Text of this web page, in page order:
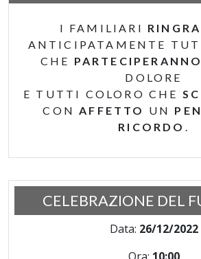
I FAMILIARI
ANTICIPATAMENTE
CHE PARTECIPERANNO
DOLORE
E TUTTI COLORO CHE
CONAFFETTO UN
RICORDO .
CELEBRAZIONE DEL
Data: 26/12/2022